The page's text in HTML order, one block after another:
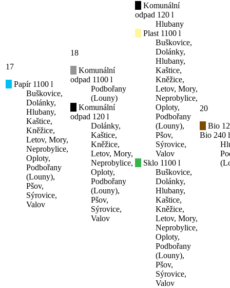
17
Papír 1100 l
Buškovice,
Dolánky,
Hlubany,
Kaštice,
Kněžice,
Letov, Mory,
Neprobylice,
Oploty,
Podbořany
(Louny),
Pšov,
Sýrovice,
Valov
18
Komunální
odpad 1100 l
Podbořany
(Louny)
Komunální
odpad 120 l
Dolánky,
Kaštice,
Kněžice,
Letov, Mory,
Neprobylice,
Oploty,
Podbořany
(Louny),
Pšov,
Sýrovice,
Valov
Komunální
odpad 120 l
Hlubany
Plast 1100 l
Buškovice,
Dolánky,
Hlubany,
Kaštice,
Kněžice,
Letov, Mory,
Neprobylice,
Oploty,
Podbořany
(Louny),
Pšov,
Sýrovice,
Valov
Sklo 1100 l
Buškovice,
Dolánky,
Hlubany,
Kaštice,
Kněžice,
Letov, Mory,
Neprobylice,
Oploty,
Podbořany
(Louny),
Pšov,
Sýrovice,
Valov
20
Bio
Bio 240 l